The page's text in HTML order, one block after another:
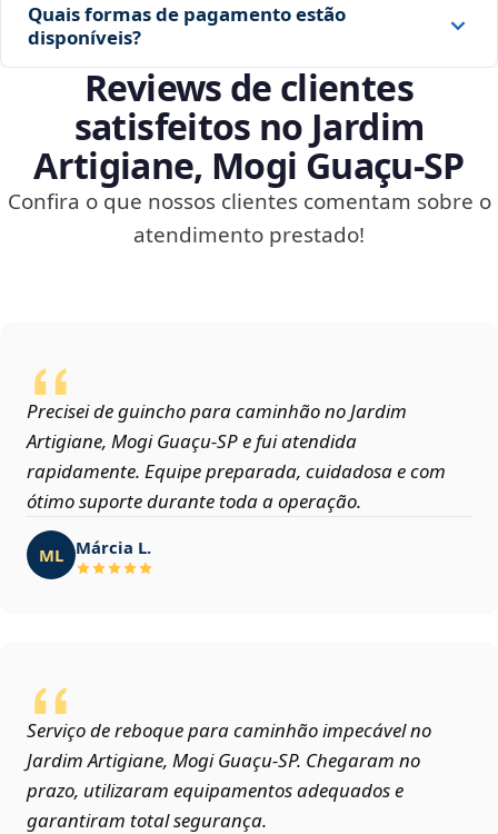
Quais formas de pagamento estão
disponíveis?
Reviews de clientes
satisfeitos no Jardim
Artigiane, Mogi Guaçu‑SP
Confira o que nossos clientes comentam sobre o
atendimento prestado!
Precisei de guincho para caminhão no Jardim
Artigiane, Mogi Guaçu‑SP e fui atendida
rapidamente. Equipe preparada, cuidadosa e com
ótimo suporte durante toda a operação.
ML Márcia L.
Serviço de reboque para caminhão impecável no
Jardim Artigiane, Mogi Guaçu‑SP. Chegaram no
prazo, utilizaram equipamentos adequados e
garantiram total segurança.